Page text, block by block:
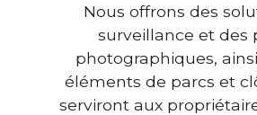
Nous offrons des
surveillance et des
photographiques,
éléments de parcs et
serviront aux